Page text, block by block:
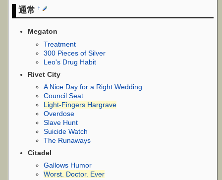
通常†
Megaton
Treatment
300 Pieces of Silver
Leo's Drug Habit
Rivet City
A Nice Day for a Right Wedding
Council Seat
Light-Fingers Hargrave
Overdose
Slave Hunt
Suicide Watch
The Runaways
Citadel
Gallows Humor
Worst. Doctor. Ever